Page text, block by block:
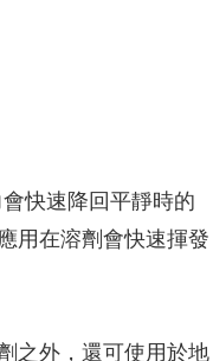
快速降回平靜時的
用在溶劑會快速揮發
之外，還可使用於地